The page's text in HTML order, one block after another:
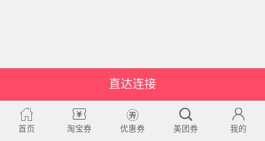
直达连接
首页 淘宝券 优惠券 美团券 我的